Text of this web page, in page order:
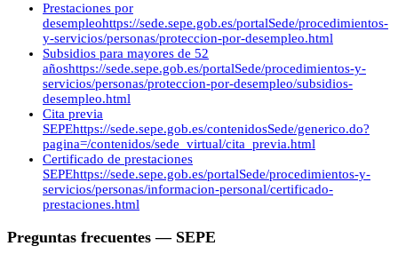
Prestaciones por
desempleohttps://sede.sepe.gob.es/portalSede/procedimientos-
y-servicios/personas/proteccion-por-desempleo.html
Subsidios para mayores de 52
añoshttps://sede.sepe.gob.es/portalSede/procedimientos-y-
servicios/personas/proteccion-por-desempleo/subsidios-
desempleo.html
Cita previa
SEPEhttps://sede.sepe.gob.es/contenidosSede/generico.do?
pagina=/contenidos/sede_virtual/cita_previa.html
Certificado de prestaciones
SEPEhttps://sede.sepe.gob.es/portalSede/procedimientos-y-
servicios/personas/informacion-personal/certificado-
prestaciones.html
Preguntas frecuentes — SEPE